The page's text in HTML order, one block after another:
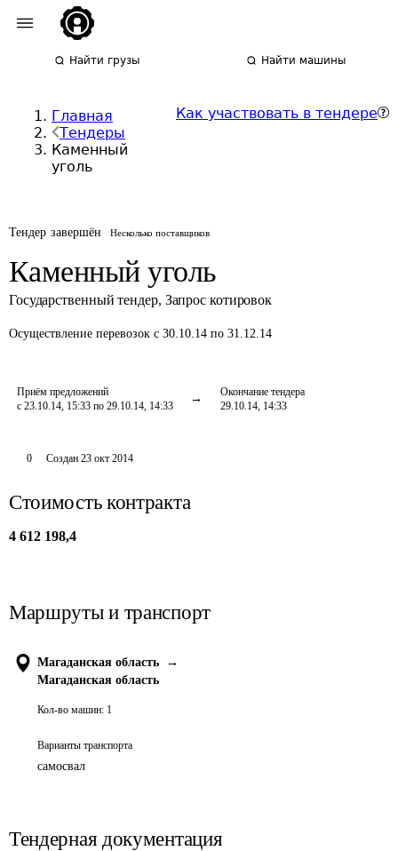
Найти грузы Найти машины
Главная
Тендеры
Каменный
уголь
Как участвовать в тендере
Тендер завершён Несколько поставщиков
Каменный уголь
Государственный тендер, Запрос котировок
Осуществление перевозок с 30.10.14 по 31.12.14
Приём предложений
с 23.10.14, 15:33 по 29.10.14, 14:33
Окончание тендера
29.10.14, 14:33
0 Создан 23 окт 2014
Стоимость контракта
4 612 198,4
Маршруты и транспорт
Магаданская область
→
Магаданская область
Кол-во машин: 1
Варианты транспорта
самосвал
Тендерная документация